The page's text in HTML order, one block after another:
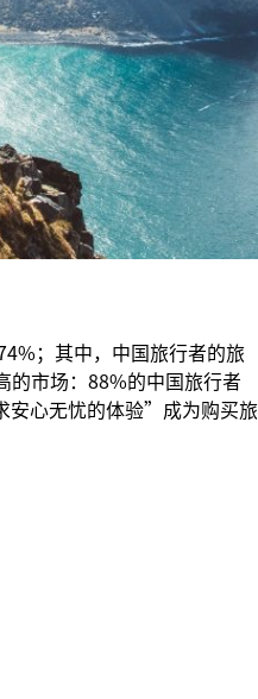
；其中，中国旅行者的旅
的市场：88%的中国旅行者
安心无忧的体验”成为购买旅